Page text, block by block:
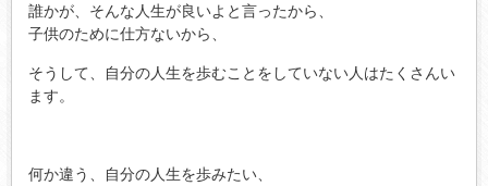
誰かが、そんな人生が良いよと言ったから、
子供のために仕方ないから、
そうして、自分の人生を歩むことをしていない人はたくさんい
ます。
何か違う、自分の人生を歩みたい、